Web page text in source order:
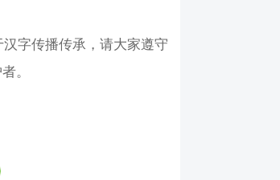
字传播传承，请大家遵守
。